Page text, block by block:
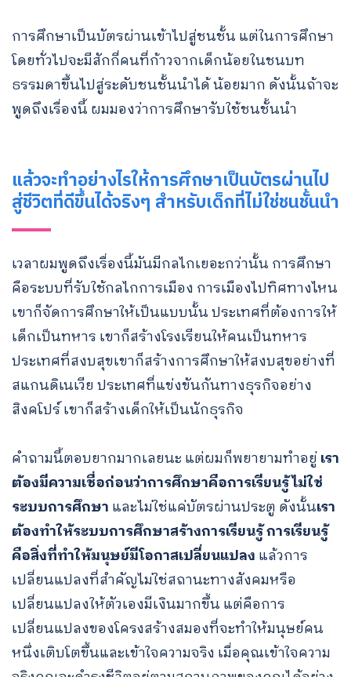
การศึกษาเป็นบัตรผ่านเข้าไปสู่ชนชั้น แต่ในการศึกษา
โดยทั่วไปจะมีสักกี่คนที่ก้าวจากเด็กน้อยในชนบท
ธรรมดาขึ้นไปสู่ระดับชนชั้นนำได้ น้อยมาก ดังนั้นถ้าจะ
พูดถึงเรื่องนี้ ผมมองว่าการศึกษารับใช้ชนชั้นนำ
แล้วจะทำอย่างไรให้การศึกษาเป็นบัตรผ่านไป
สู่ชีวิตที่ดีขึ้นได้จริงๆ สำหรับเด็กที่ไม่ใช่ชนชั้นนำ
เวลาผมพูดถึงเรื่องนี้มันมีกลไกเยอะกว่านั้น การศึกษา
คือระบบที่รับใช้กลไกการเมือง การเมืองไปทิศทางไหน
เขาก็จัดการศึกษาให้เป็นแบบนั้น ประเทศที่ต้องการให้
เด็กเป็นทหาร เขาก็สร้างโรงเรียนให้คนเป็นทหาร
ประเทศที่สงบสุขเขาก็สร้างการศึกษาให้สงบสุขอย่างที่
สแกนดิเนเวีย ประเทศที่แข่งขันกันทางธุรกิจอย่าง
สิงคโปร์​ เขาก็สร้างเด็กให้เป็นนักธุรกิจ
คำถามนี้ตอบยากมากเลยนะ แต่ผมก็พยายามทำอยู่เรา
ต้องมีความเชื่อก่อนว่าการศึกษาคือการเรียนรู้ ไม่ใช่
ระบบการศึกษา และไม่ใช่แค่บัตรผ่านประตู ดังนั้นเรา
ต้องทำให้ระบบการศึกษาสร้างการเรียนรู้ การเรียนรู้
คือสิ่งที่ทำให้มนุษย์มีโอกาสเปลี่ยนแปลง แล้วการ
เปลี่ยนแปลงที่สำคัญไม่ใช่สถานะทางสังคมหรือ
เปลี่ยนแปลงให้ตัวเองมีเงินมากขึ้น แต่คือการ
เปลี่ยนแปลงของโครงสร้างสมองที่จะทำให้มนุษย์คน
หนึ่งเติบโตขึ้นและเข้าใจความจริง เมื่อคุณเข้าใจความ